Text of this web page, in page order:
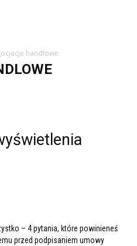
handlowe
– 4 pytania, które powinieneś
przed podpisaniem umowy